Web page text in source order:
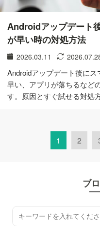
Androidアップデート
が早い時の対処方法
2026.03.11
Androidアップデート後に
早い、アプリが落ちるなど
す。原因とすぐ試せる対処
1 2
ブ